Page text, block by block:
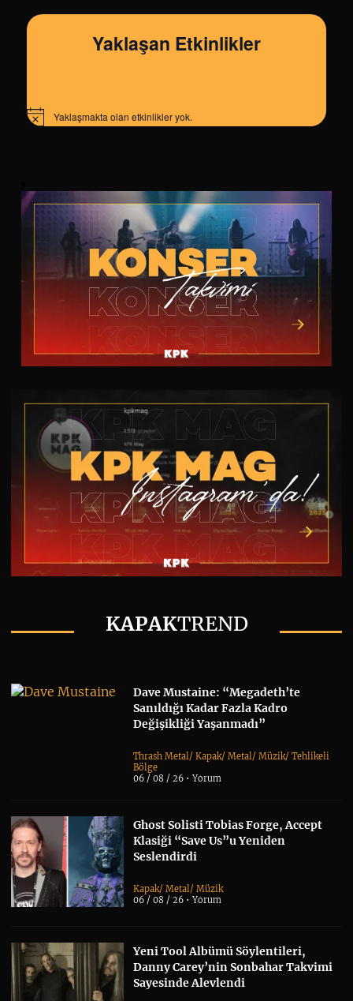
Yaklaşan Etkinlikler
Notice Yaklaşmakta olan etkinlikler yok.
KAPAKTREND
Dave Mustaine: “Megadeth’te
Sanıldığı Kadar Fazla Kadro
Değişikliği Yaşanmadı”
Thrash Metal/Kapak/Metal/Müzik/Tehlikeli
Bölge
06 / 08 / 26 •Yorum
Ghost Solisti Tobias Forge, Accept
Klasiği “Save Us”u Yeniden
Seslendirdi
Kapak/Metal/Müzik
06 / 08 / 26 •Yorum
Yeni Tool Albümü Söylentileri,
Danny Carey’nin Sonbahar Takvimi
Sayesinde Alevlendi